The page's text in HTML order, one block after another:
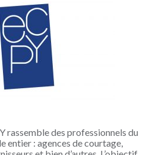
rassemble des professionnels du
entier : agences de courtage,